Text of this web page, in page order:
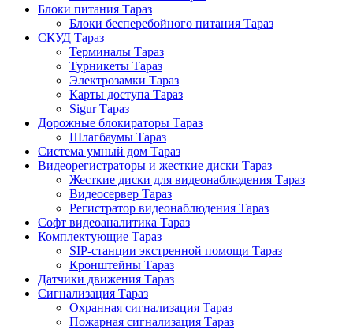
Блоки питания Тараз
Блоки бесперебойного питания Тараз
СКУД Тараз
Терминалы Тараз
Турникеты Тараз
Электрозамки Тараз
Карты доступа Тараз
Sigur Тараз
Дорожные блокираторы Тараз
Шлагбаумы Тараз
Система умный дом Тараз
Видеорегистраторы и жесткие диски Тараз
Жесткие диски для видеонаблюдения Тараз
Видеосервер Тараз
Регистратор видеонаблюдения Тараз
Софт видеоаналитика Тараз
Комплектующие Тараз
SIP-станции экстренной помощи Тараз
Кронштейны Тараз
Датчики движения Тараз
Сигнализация Тараз
Охранная сигнализация Тараз
Пожарная сигнализация Тараз